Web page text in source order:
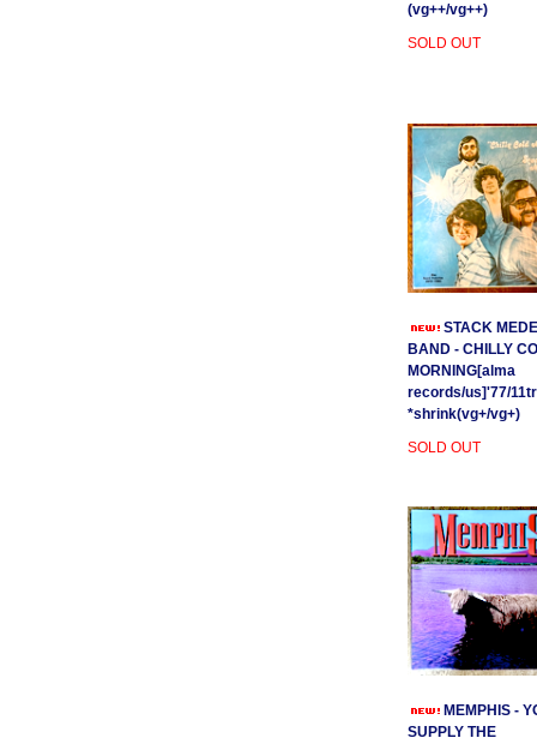
(vg++/vg++)
SOLD OUT
STACK
BAND - CHILLY
MORNING[alma
records/us]'77/
*shrink(vg+/vg+)
SOLD OUT
MEMPHIS -
SUPPLY THE